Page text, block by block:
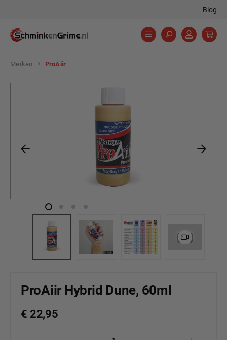
Blog
Merken ProAiir
Afbeeldingengalerij overslaan
ProAiir Hybrid Dune, 60ml
€ 22,95